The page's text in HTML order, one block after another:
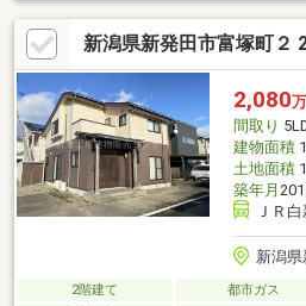
新潟県新発田市富塚町２
2,080
間取り
建物面積
土地面積
築年月
ＪＲ
新潟県
2階建て 都市ガス